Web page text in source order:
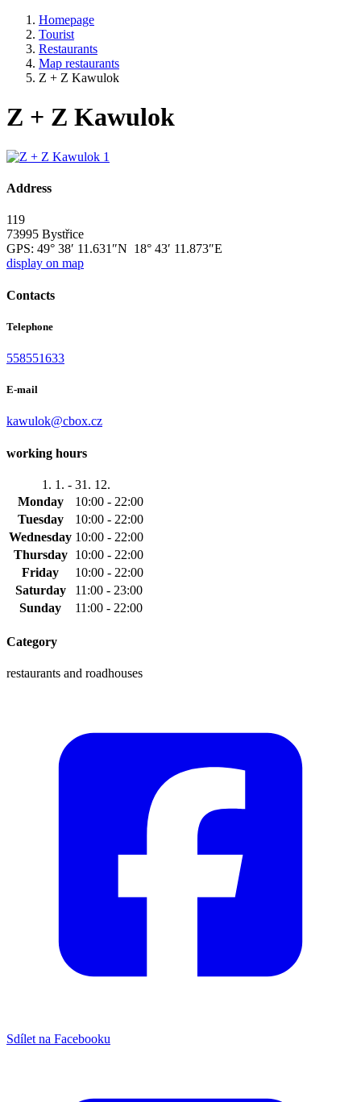
Homepage
Tourist
Restaurants
Map restaurants
Z + Z Kawulok
Z + Z Kawulok
Address
119
73995 Bystřice
GPS: 49° 38′ 11.631″N 18° 43′ 11.873″E
display on map
Contacts
Telephone
558551633
E-mail
kawulok@cbox.cz
working hours
1. 1. - 31. 12.
Monday
10:00 - 22:00
Tuesday
10:00 - 22:00
Wednesday 10:00 - 22:00
Thursday
10:00 - 22:00
Friday
10:00 - 22:00
Saturday
11:00 - 23:00
Sunday
11:00 - 22:00
Category
restaurants and roadhouses
Sdílet na Facebooku